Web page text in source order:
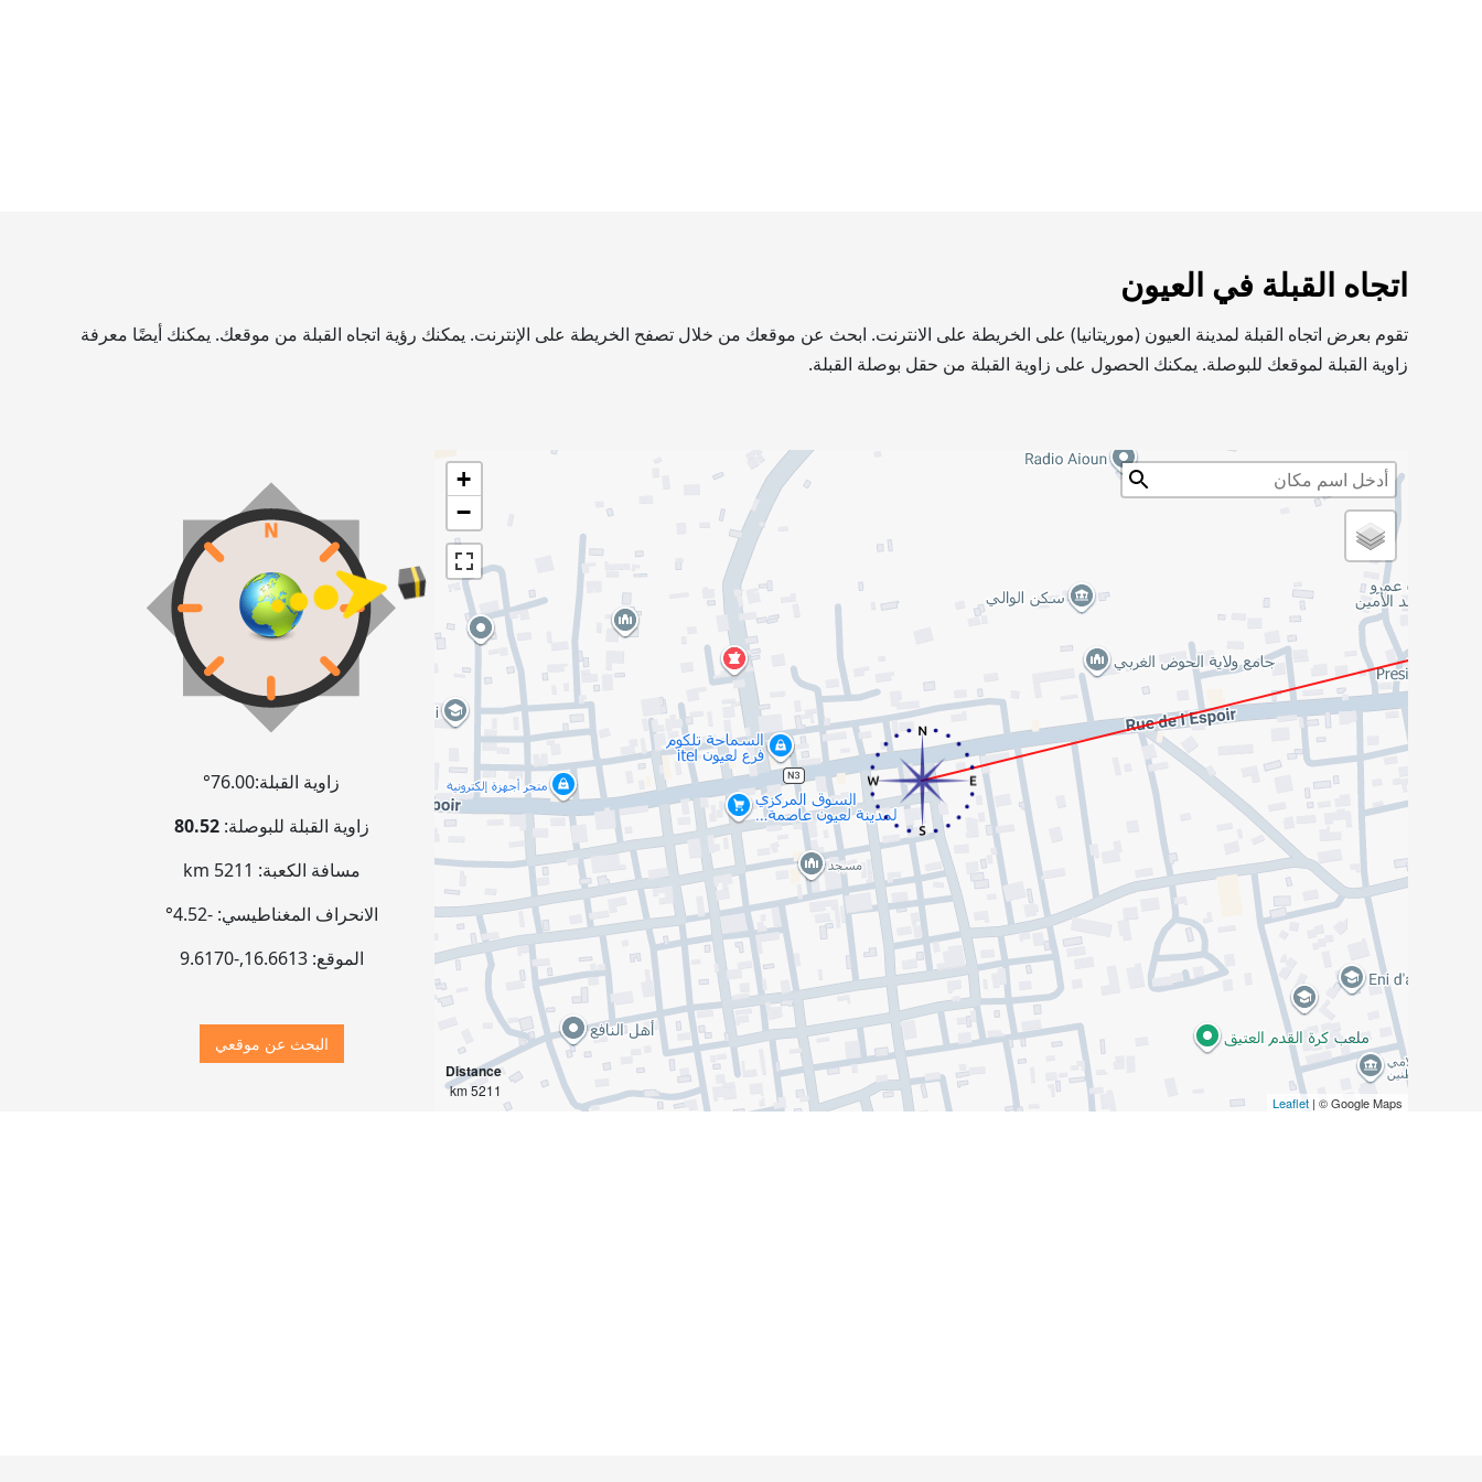
اتجاه القبلة في العيون
تقوم بعرض اتجاه القبلة لمدينة العيون (موريتانيا) على الخريطة على الانترنت. ابحث عن موقعك من خلال تصفح الخريطة على الإنترنت. يمكنك رؤية اتجاه القبلة من موقعك. يمكنك أيضًا معرفة
زاوية القبلة لموقعك للبوصلة. يمكنك الحصول على زاوية القبلة من حقل بوصلة القبلة.
+
−
Distance
5211 km
Leaflet| © Google Maps
زاوية القبلة:76.00°
زاوية القبلة للبوصلة:80.52
مسافة الكعبة: 5211 km
الانحراف المغناطيسي:-4.52°
الموقع:16.6613
,
-9.6170
البحث عن موقعي